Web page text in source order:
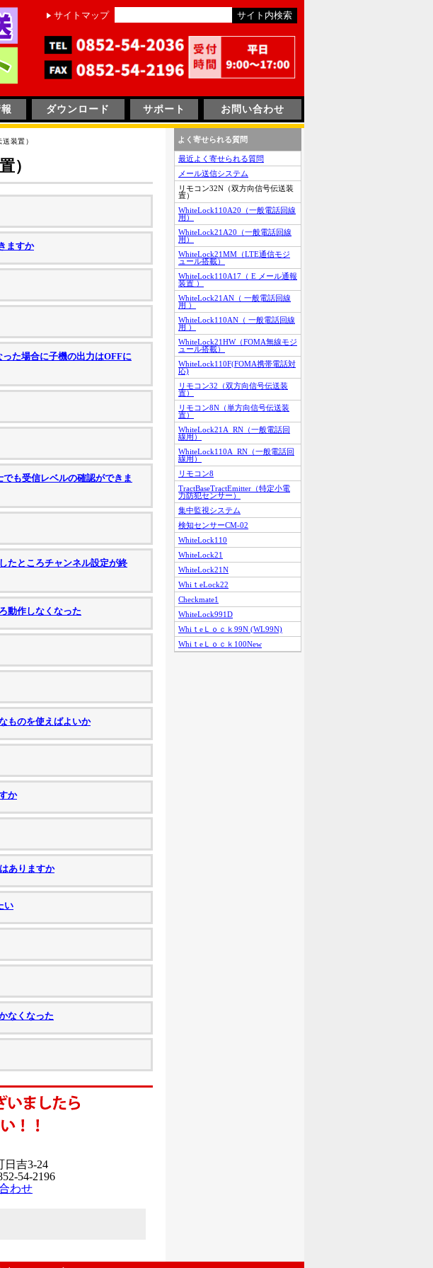
サイトマップ
ダウンロード サポート お問い合わせ
装置）
）
ますか
た場合に子機の出力はOFFに
も受信レベルの確認ができま
たところチャンネル設定が終
動作しなくなった
ものを使えばよいか
か
ありますか
い
なくなった
日吉3-24
54-2196
わせ
よく寄せられる質問
最近よく寄せられる質問
メール送信システム
リモコン32N（双方向信号伝送装
置）
WhiteLock110A20（一般電話回線
用）
WhiteLock21A20（一般電話回線
用）
WhiteLock21MM（LTE通信モジ
ュール搭載）
WhiteLock110A17（ E メール通報
装置 ）
WhiteLock21AN（ 一般電話回線
用 ）
WhiteLock110AN（ 一般電話回線
用 ）
WhiteLock21HW（FOMA無線モジ
ュール搭載）
WhiteLock110F(FOMA携帯電話対
応)
リモコン32（双方向信号伝送装
置）
リモコン8N（単方向信号伝送装
置）
WhiteLock21A_RN（一般電話回
線用）
WhiteLock110A_RN（一般電話回
線用）
リモコン8
TractBaseTractEmitter（特定小電
力防犯センサー）
集中監視システム
検知センサーCM-02
WhiteLock110
WhiteLock21
WhiteLock21N
WhiｔeLock22
Checkmate1
WhiteLock991D
WhiｔeＬｏｃｋ99N (WL99N)
WhiｔeＬｏｃｋ100New